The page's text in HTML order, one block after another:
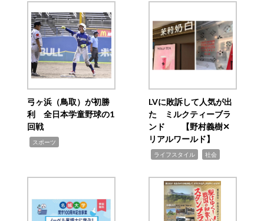
弓ヶ浜（鳥取）が初勝
利 全日本学童野球の1
回戦
スポーツ
LVに敗訴して人気が出
た ミルクティーブラ
ンド 【野村義樹✕
リアルワールド】
ライフスタイル 社会